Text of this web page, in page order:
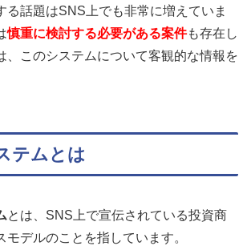
る話題はSNS上でも非常に増えていま
慎重に検討する必要がある案件も存在し
、このシステムについて客観的な情報を
テムとは
とは、SNS上で宣伝されている投資商
モデルのことを指しています。